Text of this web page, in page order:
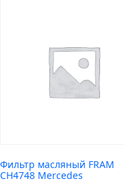
Фильтр масляный FRAM
CH4748 Mercedes